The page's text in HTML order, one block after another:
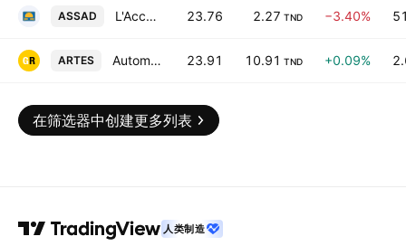
ASSAD L'Accumulateur Tunisien Assad 23.76 2.27 TND −3.40%
ARTES Automobile Reseau Tunisien et Services SA 23.91 10.91 TND +0.09%
在筛选器中创建更多列表
人类制造